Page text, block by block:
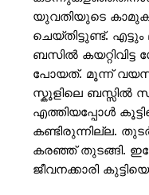
യുവതിയുടെ
ചെയ്തിട്ടുണ്ട്.
ബസിൽ
പോയത്. മൂന്ന്
സ്കൂളിലെ ബസ്സിൽ
എത്തിയപ്പോൾ
കണ്ടിരുന്നില്ല.
കരഞ്ഞ് തുടങ്ങി.
ജീവനക്കാരി